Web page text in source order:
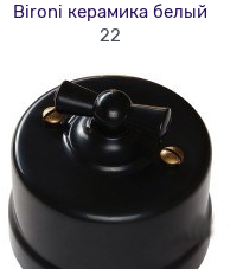
Bironi керамика белый
22